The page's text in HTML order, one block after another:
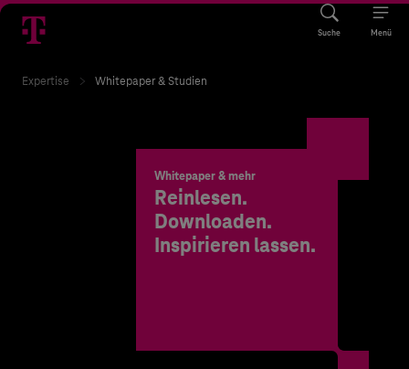
Suche Menü
Expertise Whitepaper & Studien
Whitepaper & mehr
Reinlesen.
Downloaden.
Inspirieren lassen.